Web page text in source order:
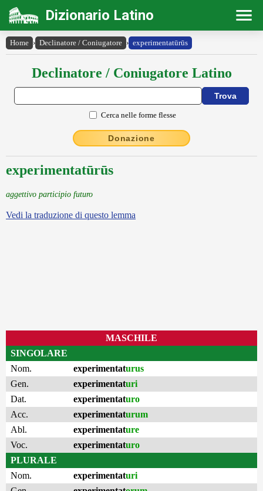
Dizionario Latino
Home › Declinatore / Coniugatore › experimentatūrūs
Declinatore / Coniugatore Latino
Cerca nelle forme flesse
Donazione
experimentatūrūs
aggettivo participio futuro
Vedi la traduzione di questo lemma
MASCHILE
SINGOLARE
Nom.
experimentaturus
Gen.
experimentaturi
Dat.
experimentaturo
Acc.
experimentaturum
Abl.
experimentature
Voc.
experimentaturo
PLURALE
Nom.
experimentaturi